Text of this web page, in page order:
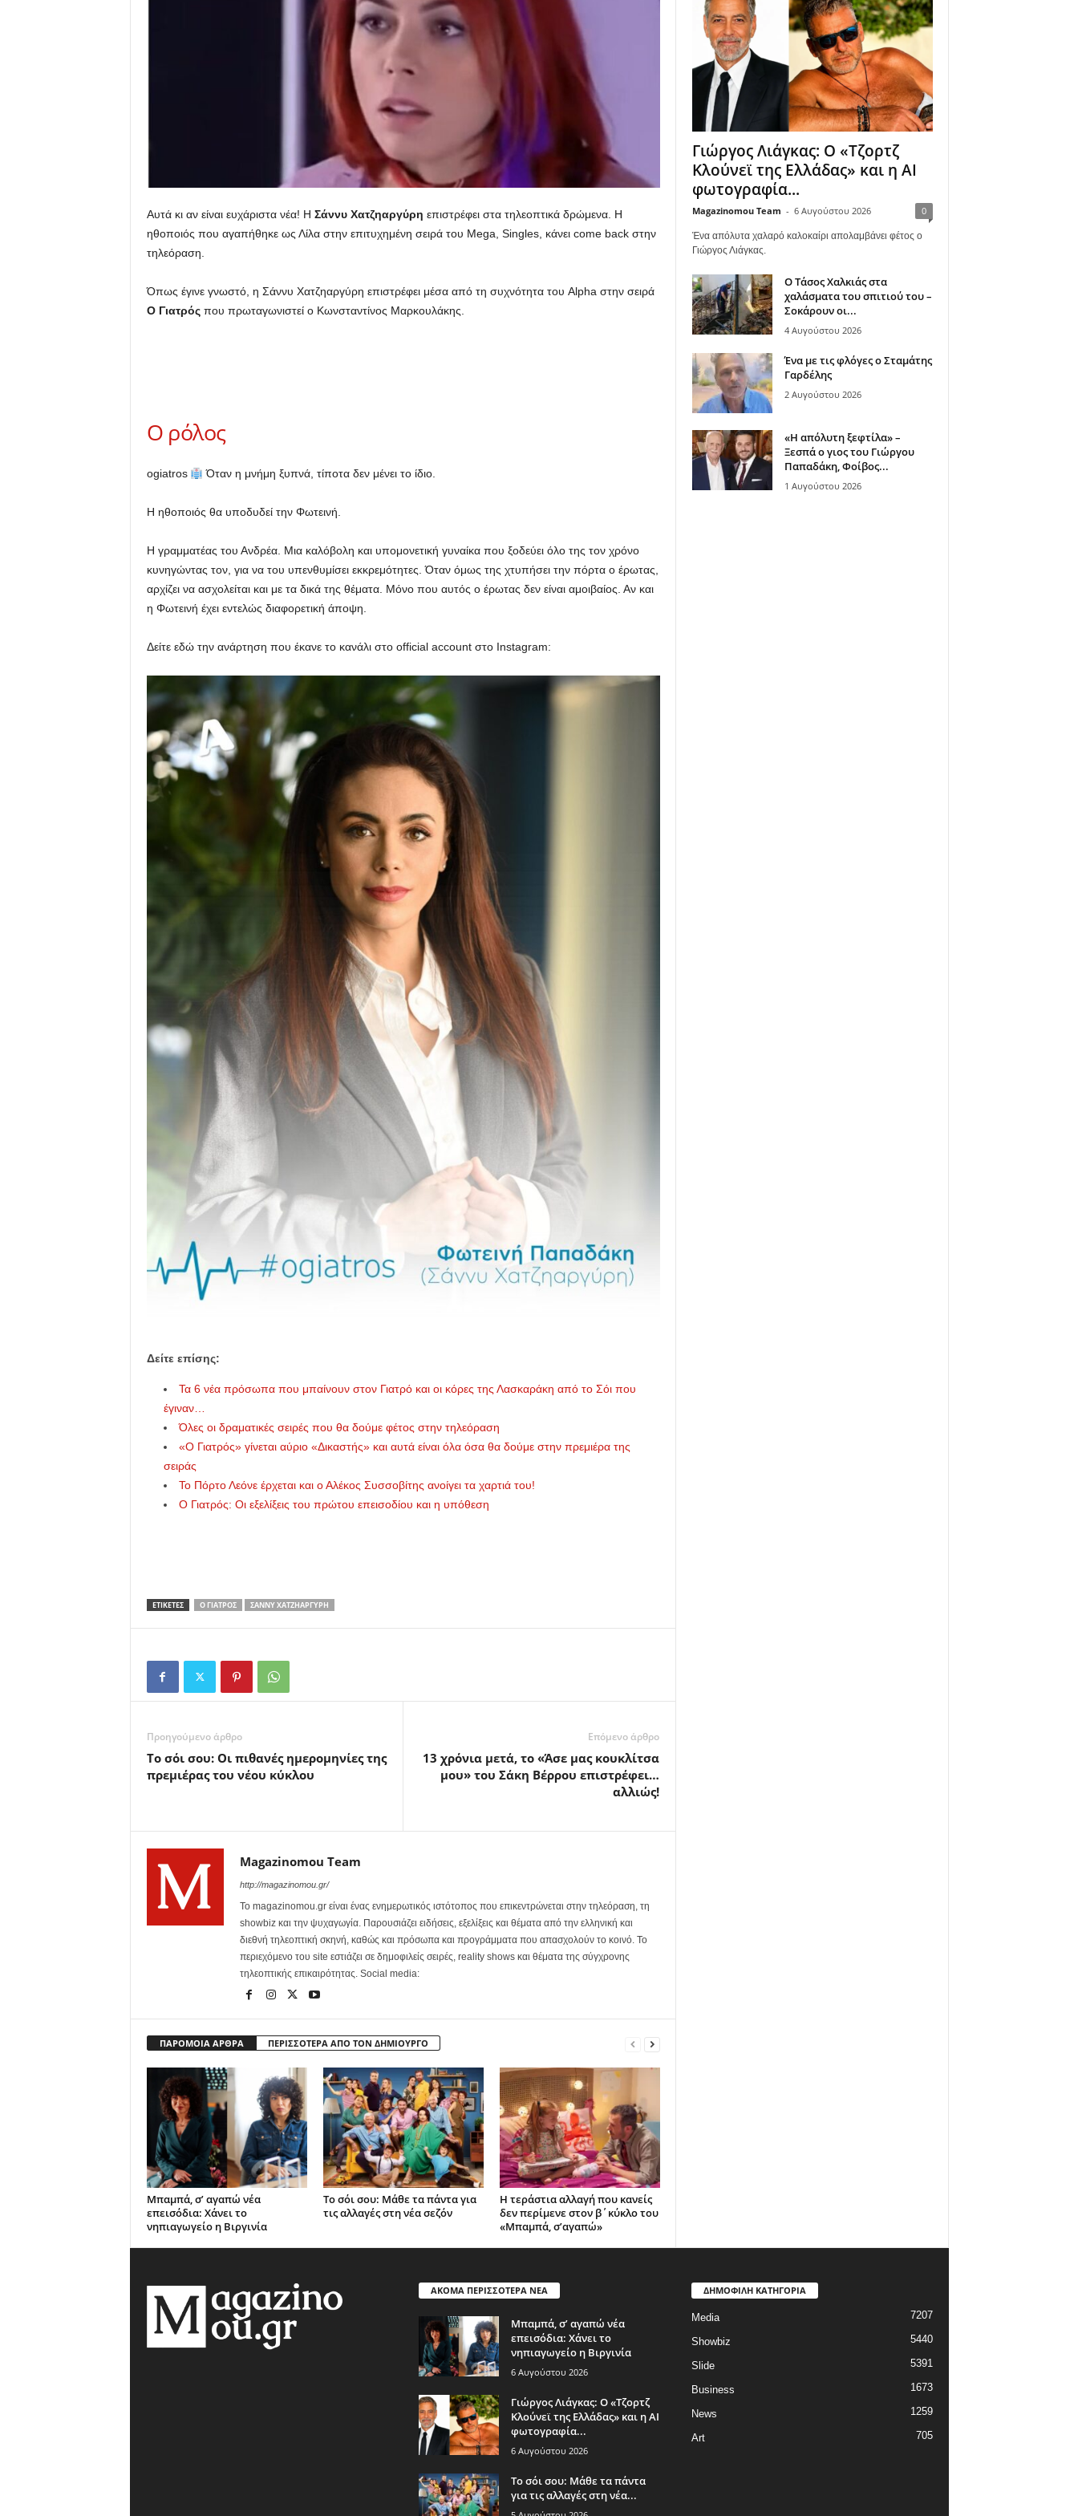
Αυτά κι αν είναι ευχάριστα νέα! Η Σάννυ Χατζηαργύρη επιστρέφει στα τηλεοπτικά δρώμενα. Η
ηθοποιός που αγαπήθηκε ως Λίλα στην επιτυχημένη σειρά του Mega, Singles, κάνει come back στην
τηλεόραση.
Όπως έγινε γνωστό, η Σάννυ Χατζηαργύρη επιστρέφει μέσα από τη συχνότητα του Alpha στην σειρά
Ο Γιατρόςπου πρωταγωνιστεί ο Κωνσταντίνος Μαρκουλάκης.
Ο ρόλος
ogiatros Όταν η μνήμη ξυπνά, τίποτα δεν μένει το ίδιο.
Η ηθοποιός θα υποδυδεί την Φωτεινή.
Η γραμματέας του Ανδρέα. Μια καλόβολη και υπομονετική γυναίκα που ξοδεύει όλο της τον χρόνο
κυνηγώντας τον, για να του υπενθυμίσει εκκρεμότητες. Όταν όμως της χτυπήσει την πόρτα ο έρωτας,
αρχίζει να ασχολείται και με τα δικά της θέματα. Μόνο που αυτός ο έρωτας δεν είναι αμοιβαίος. Αν και
η Φωτεινή έχει εντελώς διαφορετική άποψη.
Δείτε εδώ την ανάρτηση που έκανε το κανάλι στο official account στο Instagram:
Δείτε επίσης:
Τα 6 νέα πρόσωπα που μπαίνουν στον Γιατρό και οι κόρες της Λασκαράκη από το Σόι που
έγιναν…
Όλες οι δραματικές σειρές που θα δούμε φέτος στην τηλεόραση
«Ο Γιατρός» γίνεται αύριο «Δικαστής» και αυτά είναι όλα όσα θα δούμε στην πρεμιέρα της
σειράς
Το Πόρτο Λεόνε έρχεται και ο Αλέκος Συσσοβίτης ανοίγει τα χαρτιά του!
Ο Γιατρός: Οι εξελίξεις του πρώτου επεισοδίου και η υπόθεση
ΕΤΙΚΕΤΕΣ Ο ΓΙΑΤΡΌΣ ΣΆΝΝΥ ΧΑΤΖΗΑΡΓΎΡΗ
Προηγούμενο άρθρο
Το σόι σου: Οι πιθανές ημερομηνίες της
πρεμιέρας του νέου κύκλου
Επόμενο άρθρο
13 χρόνια μετά, το «Άσε μας κουκλίτσα
μου» του Σάκη Βέρρου επιστρέφει…
αλλιώς!
Magazinomou Team
http://magazinomou.gr/
Το magazinomou.gr είναι ένας ενημερωτικός ιστότοπος που επικεντρώνεται στην τηλεόραση, τη
showbiz και την ψυχαγωγία. Παρουσιάζει ειδήσεις, εξελίξεις και θέματα από την ελληνική και
διεθνή τηλεοπτική σκηνή, καθώς και πρόσωπα και προγράμματα που απασχολούν το κοινό. Το
περιεχόμενο του site εστιάζει σε δημοφιλείς σειρές, reality shows και θέματα της σύγχρονης
τηλεοπτικής επικαιρότητας. Social media:
ΠΑΡΟΜΟΙΑ ΑΡΘΡΑ ΠΕΡΙΣΣΟΤΕΡΑ ΑΠΟ ΤΟΝ ΔΗΜΙΟΥΡΓΟ
Μπαμπά, σ’ αγαπώ νέα
επεισόδια: Χάνει το
νηπιαγωγείο η Βιργινία
Το σόι σου: Μάθε τα πάντα για
τις αλλαγές στη νέα σεζόν
Η τεράστια αλλαγή που κανείς
δεν περίμενε στον β΄κύκλο του
«Μπαμπά, σ’αγαπώ»
Γιώργος Λιάγκας: Ο «Τζορτζ
Κλούνεϊ της Ελλάδας» και η AI
φωτογραφία...
Magazinomou Team - 6 Αυγούστου 2026 0
Ένα απόλυτα χαλαρό καλοκαίρι απολαμβάνει φέτος ο
Γιώργος Λιάγκας.
Ο Τάσος Χαλκιάς στα
χαλάσματα του σπιτιού του –
Σοκάρουν οι...
4 Αυγούστου 2026
Ένα με τις φλόγες ο Σταμάτης
Γαρδέλης
2 Αυγούστου 2026
«Η απόλυτη ξεφτίλα» –
Ξεσπά ο γιος του Γιώργου
Παπαδάκη, Φοίβος...
1 Αυγούστου 2026
ΑΚΟΜΑ ΠΕΡΙΣΣΟΤΕΡΑ ΝΕΑ
Μπαμπά, σ’ αγαπώ νέα
επεισόδια: Χάνει το
νηπιαγωγείο η Βιργινία
6 Αυγούστου 2026
Γιώργος Λιάγκας: Ο «Τζορτζ
Κλούνεϊ της Ελλάδας» και η AI
φωτογραφία...
6 Αυγούστου 2026
Το σόι σου: Μάθε τα πάντα
για τις αλλαγές στη νέα...
ΔΗΜΟΦΙΛΗ ΚΑΤΗΓΟΡΙΑ
Media 7207
Showbiz 5440
Slide 5391
Business 1673
News 1259
Art 705